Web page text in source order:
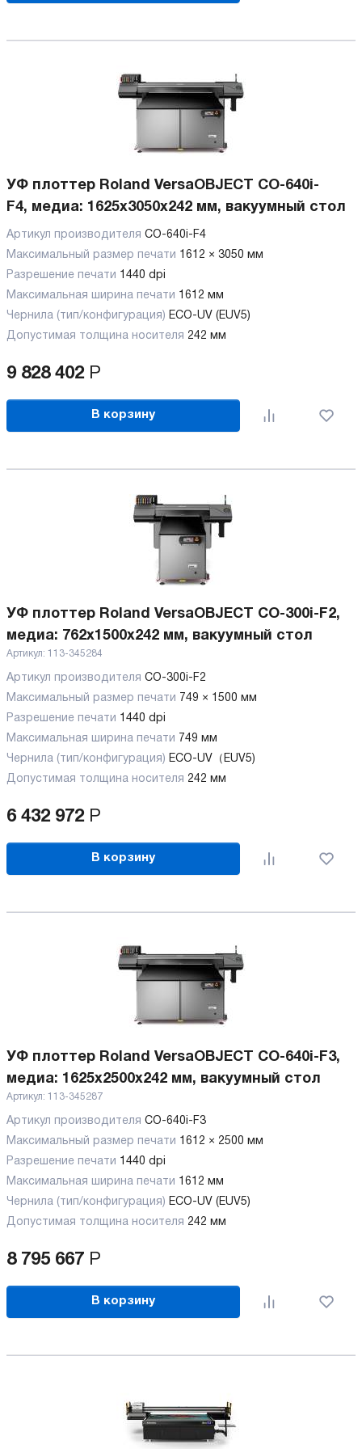
УФ плоттер Roland VersaOBJECT CO-640i-
F4, медиа: 1625x3050x242 мм, вакуумный стол
Артикул производителя CO-640i-F4
Максимальный размер печати 1612 × 3050 мм
Разрешение печати 1440 dpi
Максимальная ширина печати 1612 мм
Чернила (тип/конфигурация) ECO-UV (EUV5)
Допустимая толщина носителя 242 мм
9 828 402 Р
В корзину
УФ плоттер Roland VersaOBJECT CO-300i-F2,
медиа: 762x1500x242 мм, вакуумный стол
Артикул: 113-345284
Артикул производителя CO-300i-F2
Максимальный размер печати 749 × 1500 мм
Разрешение печати 1440 dpi
Максимальная ширина печати 749 мм
Чернила (тип/конфигурация) ECO-UV（EUV5)
Допустимая толщина носителя 242 мм
6 432 972 Р
В корзину
УФ плоттер Roland VersaOBJECT CO-640i-F3,
медиа: 1625x2500x242 мм, вакуумный стол
Артикул: 113-345287
Артикул производителя CO-640i-F3
Максимальный размер печати 1612 × 2500 мм
Разрешение печати 1440 dpi
Максимальная ширина печати 1612 мм
Чернила (тип/конфигурация) ECO-UV (EUV5)
Допустимая толщина носителя 242 мм
8 795 667 Р
В корзину